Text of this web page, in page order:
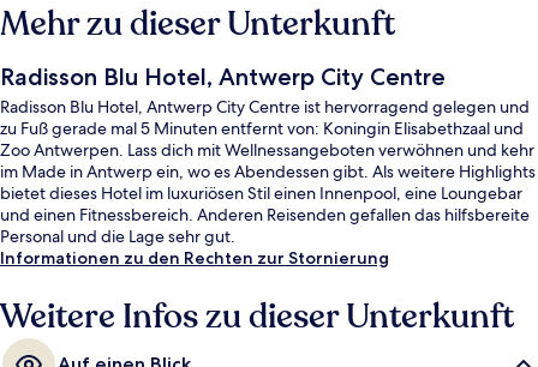
Mehr zu dieser Unterkunft
Radisson Blu Hotel, Antwerp City Centre
Radisson Blu Hotel, Antwerp City Centre ist hervorragend gelegen und
zu Fuß gerade mal 5 Minuten entfernt von: Koningin Elisabethzaal und
Zoo Antwerpen. Lass dich mit Wellnessangeboten verwöhnen und kehr
im Made in Antwerp ein, wo es Abendessen gibt. Als weitere Highlights
bietet dieses Hotel im luxuriösen Stil einen Innenpool, eine Loungebar
und einen Fitnessbereich. Anderen Reisenden gefallen das hilfsbereite
Personal und die Lage sehr gut.
Informationen zu den Rechten zur Stornierung
Weitere Infos zu dieser Unterkunft